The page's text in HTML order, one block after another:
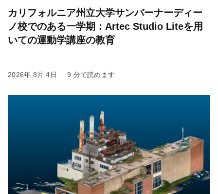
カリフォルニア州立大学サンバーナーディー
ノ校でのある一学期：Artec Studio Liteを用
いての運動学講座の教育
2026年 8月 4日 9 分で読めます